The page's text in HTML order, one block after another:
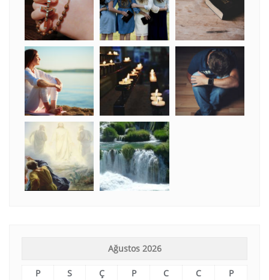
Ağustos 2026
P S Ç P C C
P